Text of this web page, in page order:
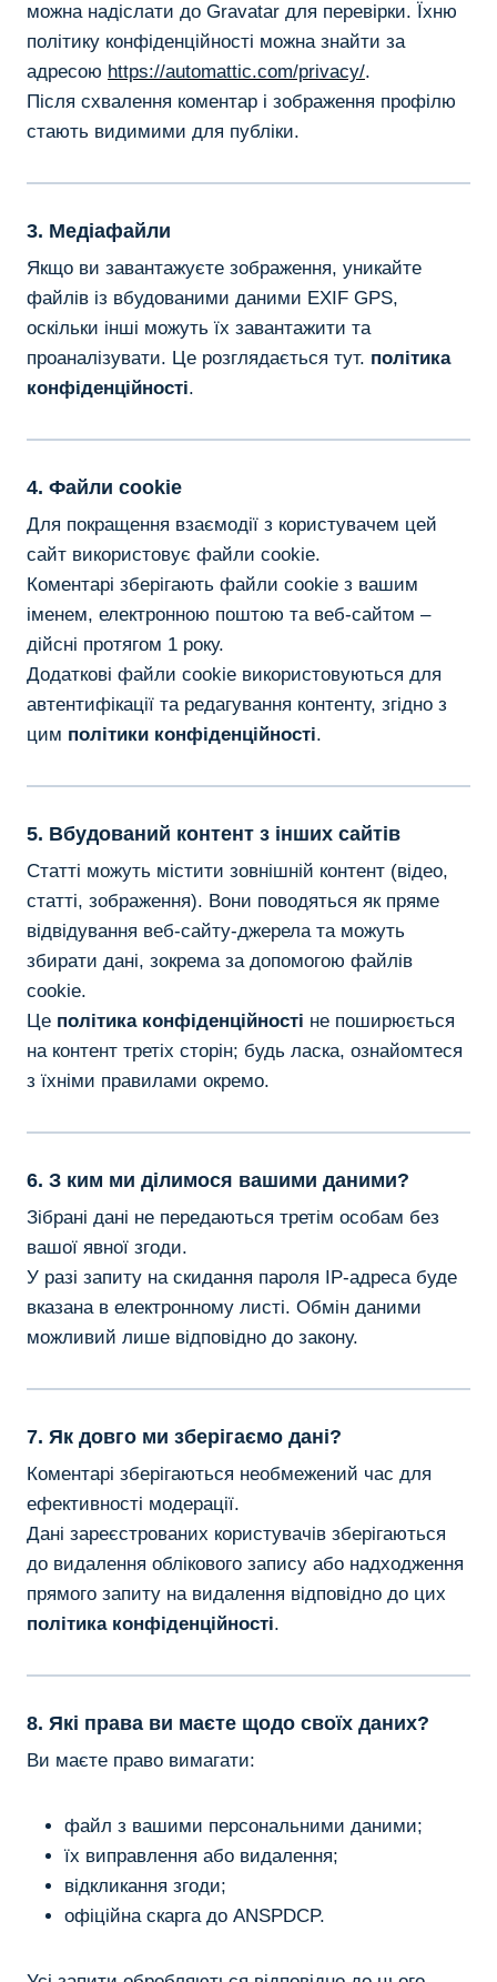
можна надіслати до Gravatar для перевірки. Їхню
політику конфіденційності можна знайти за
адресою https://automattic.com/privacy/.
Після схвалення коментар і зображення профілю
стають видимими для публіки.
3. Медіафайли
Якщо ви завантажуєте зображення, уникайте
файлів із вбудованими даними EXIF ​​​​GPS,
оскільки інші можуть їх завантажити та
проаналізувати. Це розглядається тут. політика
конфіденційності.
4. Файли cookie
Для покращення взаємодії з користувачем цей
сайт використовує файли cookie.
Коментарі зберігають файли cookie з вашим
іменем, електронною поштою та веб-сайтом –
дійсні протягом 1 року.
Додаткові файли cookie використовуються для
автентифікації та редагування контенту, згідно з
цим політики конфіденційності.
5. Вбудований контент з інших сайтів
Статті можуть містити зовнішній контент (відео,
статті, зображення). Вони поводяться як пряме
відвідування веб-сайту-джерела та можуть
збирати дані, зокрема за допомогою файлів
cookie.
Це політика конфіденційності не поширюється
на контент третіх сторін; будь ласка, ознайомтеся
з їхніми правилами окремо.
6. З ким ми ділимося вашими даними?
Зібрані дані не передаються третім особам без
вашої явної згоди.
У разі запиту на скидання пароля IP-адреса буде
вказана в електронному листі. Обмін даними
можливий лише відповідно до закону.
7. Як довго ми зберігаємо дані?
Коментарі зберігаються необмежений час для
ефективності модерації.
Дані зареєстрованих користувачів зберігаються
до видалення облікового запису або надходження
прямого запиту на видалення відповідно до цих
політика конфіденційності.
8. Які права ви маєте щодо своїх даних?
Ви маєте право вимагати:
файл з вашими персональними даними;
їх виправлення або видалення;
відкликання згоди;
офіційна скарга до ANSPDCP.